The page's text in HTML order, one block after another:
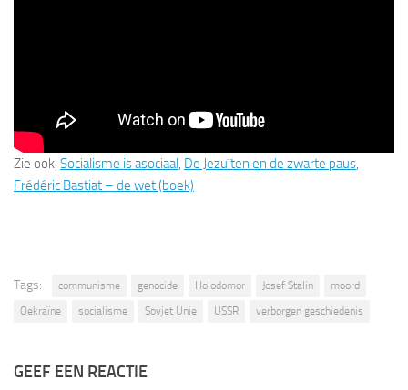
Zie ook: Socialisme is asociaal, De Jezuïten en de zwarte paus,
Frédéric Bastiat – de wet (boek)
Tags: communisme genocide Holodomor Josef Stalin
moord
Oekraïne
socialisme Sovjet Unie USSR verborgen geschiedenis
GEEF EEN REACTIE